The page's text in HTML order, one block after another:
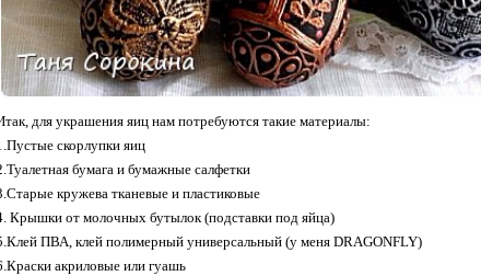
для украшения яиц нам потребуются такие материалы:
скорлупки яиц
бумага и бумажные салфетки
кружева тканевые и пластиковые
Крышки от молочных бутылок (подставки под яйца)
ПВА, клей полимерный универсальный (у меня DRAGONFLY)
акриловые или гуашь